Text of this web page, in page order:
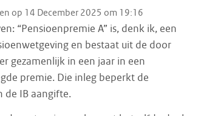
op 14 December 2025 om 19:16
“Pensioenpremie A” is, denk ik, een
en bestaat uit de door
gezamenlijk in een jaar in een
premie. Die inleg beperkt de
de IB aangifte.